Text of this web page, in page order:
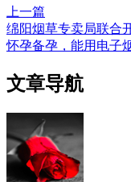
上一篇
绵阳烟草专卖局联合
怀孕备孕，能用电子
文章导航